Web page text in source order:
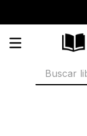
Buscar libros